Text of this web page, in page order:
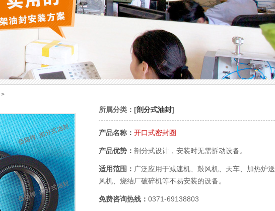
>
所属分类：[剖分式油封]
产品名称： 开口式密封圈
产品优势： 剖分式设计，安装时无需拆动设备。
适用范围： 广泛应用于减速机、鼓风机、天车、加热炉送
风机、烧结厂破碎机等不易安装的设备。
免费咨询热线： 0371-69138803